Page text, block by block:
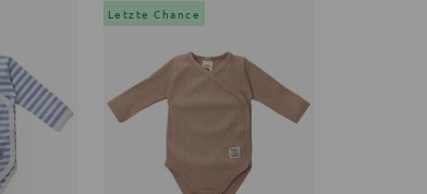
Letzte Chance